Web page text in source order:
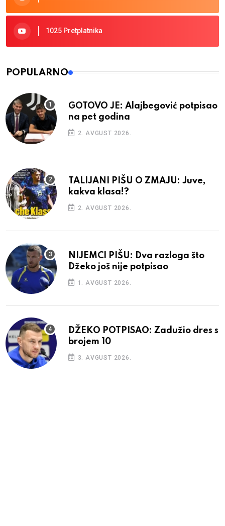
1025 Pretplatnika
POPULARNO
GOTOVO JE: Alajbegović potpisao
na pet godina
2. AVGUST 2026.
TALIJANI PIŠU O ZMAJU: Juve,
kakva klasa!?
2. AVGUST 2026.
NIJEMCI PIŠU: Dva razloga što
Džeko još nije potpisao
1. AVGUST 2026.
DŽEKO POTPISAO: Zadužio dres s
brojem 10
3. AVGUST 2026.